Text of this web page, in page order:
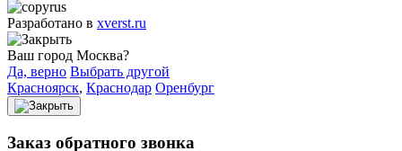
Разработано в xverst.ru
Ваш город Москва?
Да, верно Выбрать другой
Красноярск, Краснодар Оренбург
Заказ обратного звонка